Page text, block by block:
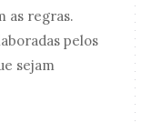
as regras.
pelos
sejam